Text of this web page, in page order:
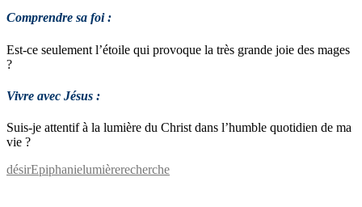
Comprendre sa foi :
Est-ce seulement l’étoile qui provoque la très grande joie des mages
?
Vivre avec Jésus :
Suis-je attentif à la lumière du Christ dans l’humble quotidien de ma
vie ?
désirEpiphanielumièrerecherche